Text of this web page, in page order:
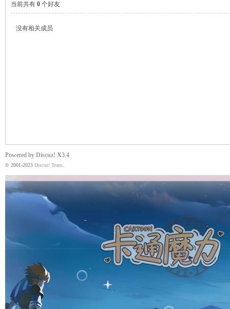
魔
当前共有 0 个好友
没有相关成员
Powered by Discuz! X3.4
© 2001-2023 Discuz! Team